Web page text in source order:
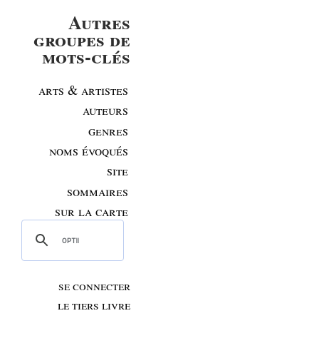
Autres
groupes de
mots-clés
arts & artistes
auteurs
genres
noms évoqués
site
sommaires
sur la carte
se connecter
le tiers livre